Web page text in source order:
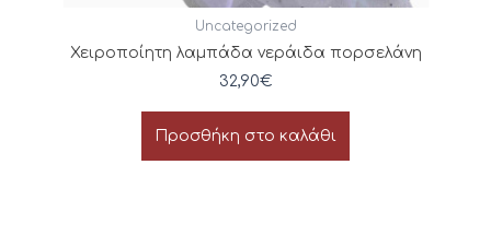
Uncategorized
Χειροποίητη λαμπάδα νεράιδα πορσελάνη
32,90€
Προσθήκη στο καλάθι